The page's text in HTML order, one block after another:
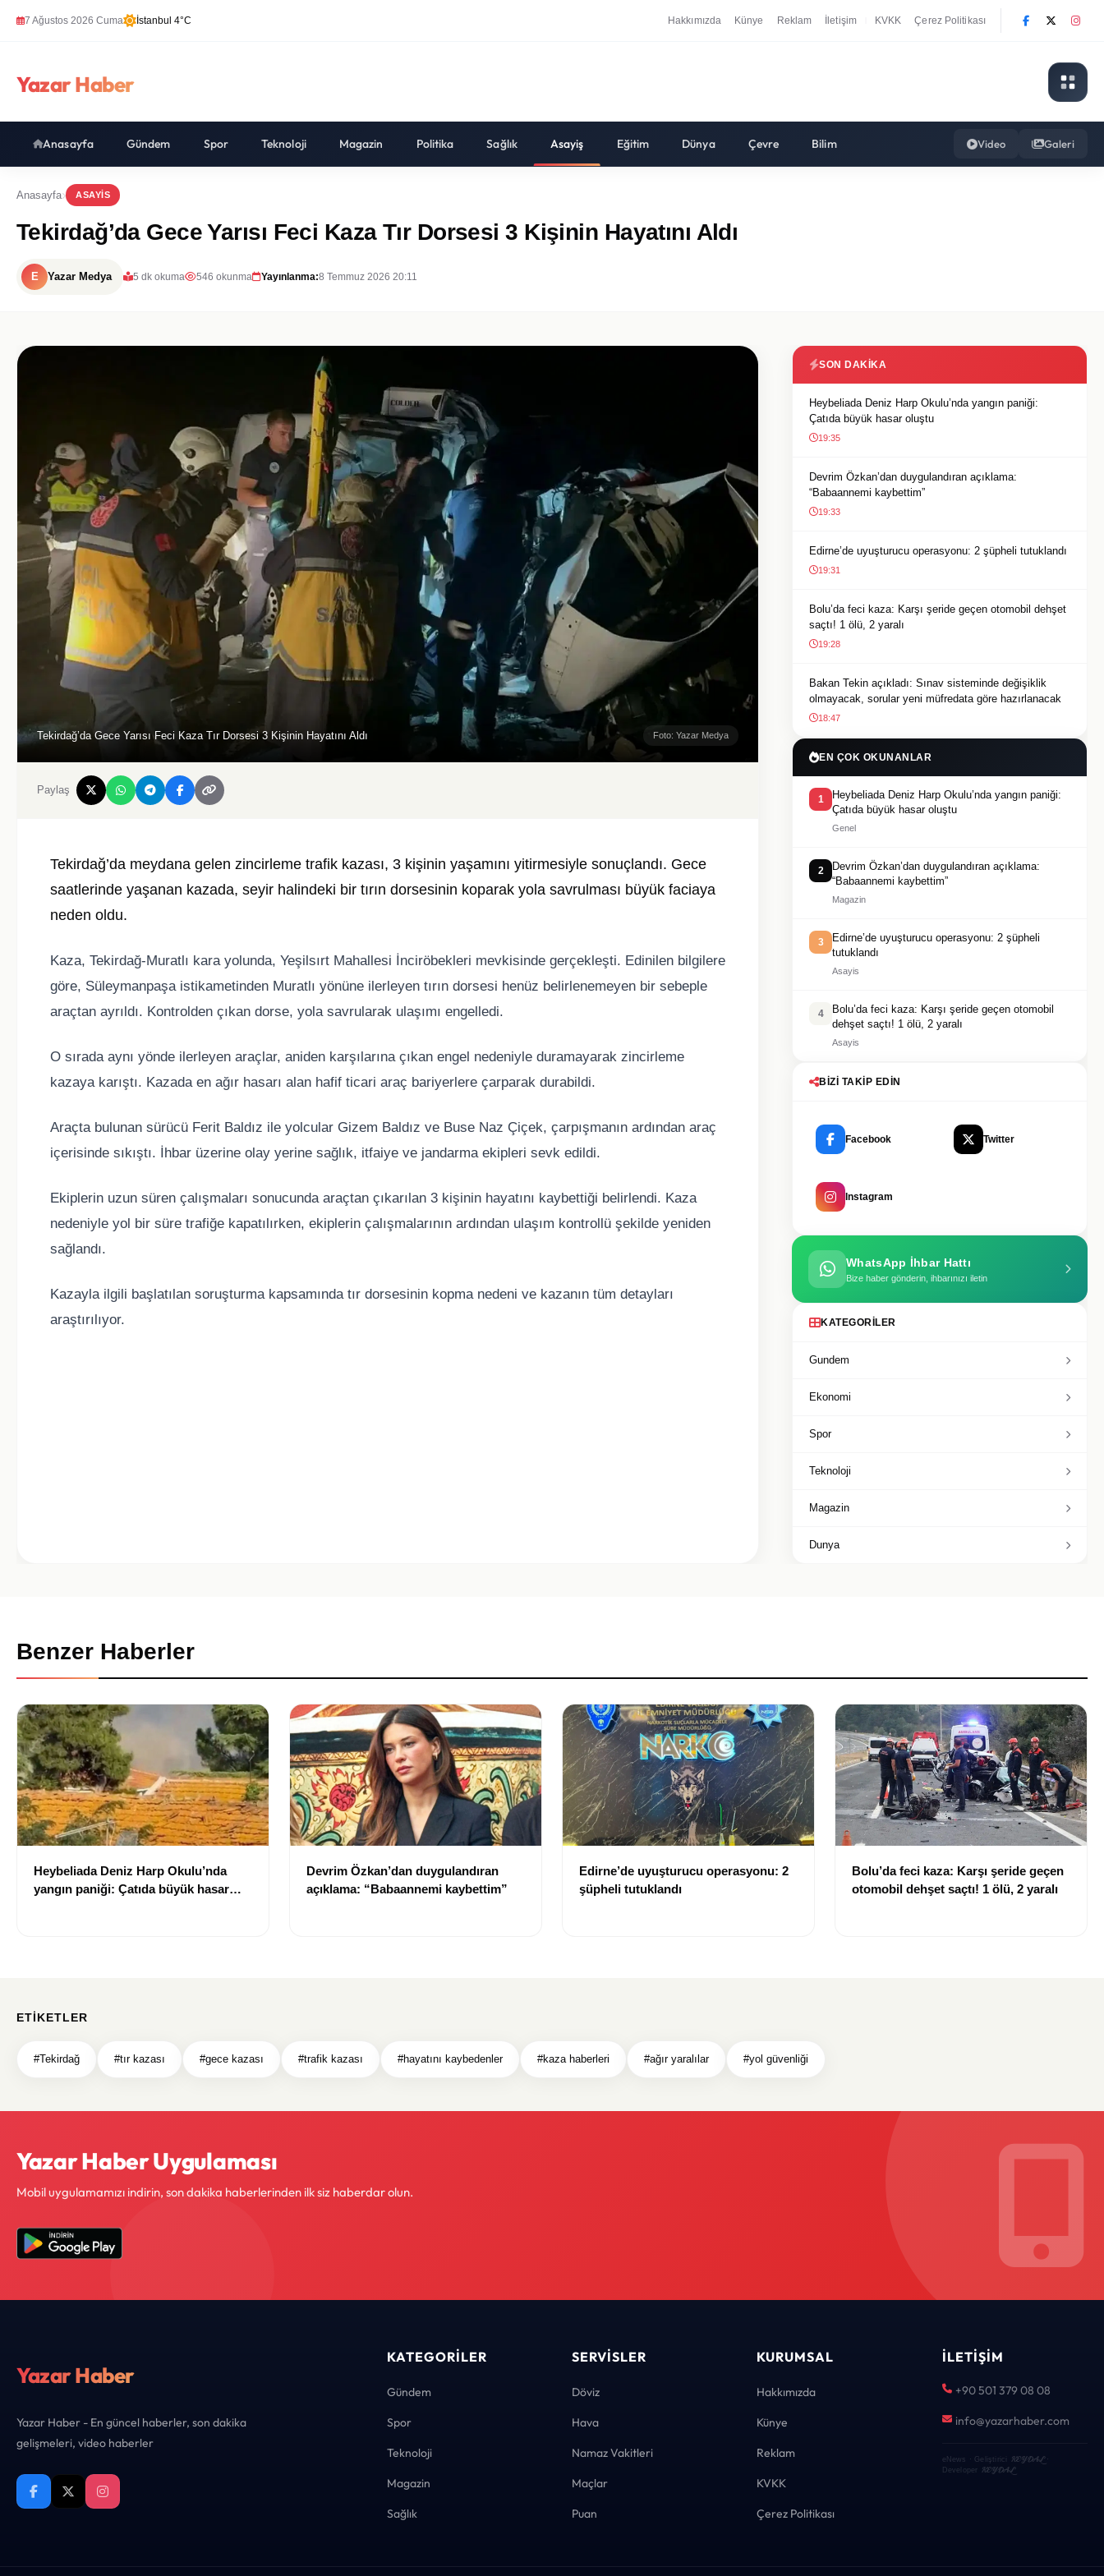
7 Ağustos 2026 Cuma İstanbul 4°C Hakkımızda Künye Reklam İletişim KVKK Çerez Politikası
Yazar Haber
Anasayfa Gündem Spor Teknoloji Magazin Politika Sağlık Asayiş Eğitim Dünya Çevre Bilim Video Galeri
Anasayfa ASAYIS
Tekirdağ’da Gece Yarısı Feci Kaza Tır Dorsesi 3 Kişinin Hayatını Aldı
E Yazar Medya 5 dk okuma 546 okunma Yayınlanma:8 Temmuz 2026 20:11
Tekirdağ’da Gece Yarısı Feci Kaza Tır Dorsesi 3 Kişinin Hayatını Aldı Foto: Yazar Medya
Paylaş
Tekirdağ’da meydana gelen zincirleme trafik kazası, 3 kişinin yaşamını yitirmesiyle sonuçlandı. Gece
saatlerinde yaşanan kazada, seyir halindeki bir tırın dorsesinin koparak yola savrulması büyük faciaya
neden oldu.
Kaza, Tekirdağ-Muratlı kara yolunda, Yeşilsırt Mahallesi İnciröbekleri mevkisinde gerçekleşti. Edinilen bilgilere
göre, Süleymanpaşa istikametinden Muratlı yönüne ilerleyen tırın dorsesi henüz belirlenemeyen bir sebeple
araçtan ayrıldı. Kontrolden çıkan dorse, yola savrularak ulaşımı engelledi.
O sırada aynı yönde ilerleyen araçlar, aniden karşılarına çıkan engel nedeniyle duramayarak zincirleme
kazaya karıştı. Kazada en ağır hasarı alan hafif ticari araç bariyerlere çarparak durabildi.
Araçta bulunan sürücü Ferit Baldız ile yolcular Gizem Baldız ve Buse Naz Çiçek, çarpışmanın ardından araç
içerisinde sıkıştı. İhbar üzerine olay yerine sağlık, itfaiye ve jandarma ekipleri sevk edildi.
Ekiplerin uzun süren çalışmaları sonucunda araçtan çıkarılan 3 kişinin hayatını kaybettiği belirlendi. Kaza
nedeniyle yol bir süre trafiğe kapatılırken, ekiplerin çalışmalarının ardından ulaşım kontrollü şekilde yeniden
sağlandı.
Kazayla ilgili başlatılan soruşturma kapsamında tır dorsesinin kopma nedeni ve kazanın tüm detayları
araştırılıyor.
SON DAKIKA
Heybeliada Deniz Harp Okulu’nda yangın paniği:
Çatıda büyük hasar oluştu
19:35
Devrim Özkan’dan duygulandıran açıklama:
“Babaannemi kaybettim”
19:33
Edirne’de uyuşturucu operasyonu: 2 şüpheli tutuklandı
19:31
Bolu’da feci kaza: Karşı şeride geçen otomobil dehşet
saçtı! 1 ölü, 2 yaralı
19:28
Bakan Tekin açıkladı: Sınav sisteminde değişiklik
olmayacak, sorular yeni müfredata göre hazırlanacak
18:47
EN ÇOK OKUNANLAR
1
Heybeliada Deniz Harp Okulu’nda yangın paniği:
Çatıda büyük hasar oluştu
Genel
2
Devrim Özkan’dan duygulandıran açıklama:
“Babaannemi kaybettim”
Magazin
3
Edirne’de uyuşturucu operasyonu: 2 şüpheli
tutuklandı
Asayis
4
Bolu’da feci kaza: Karşı şeride geçen otomobil
dehşet saçtı! 1 ölü, 2 yaralı
Asayis
BIZI TAKIP EDIN
Facebook Twitter
Instagram
WhatsApp İhbar Hattı
Bize haber gönderin, ihbarınızı iletin
KATEGORILER
Gundem
Ekonomi
Spor
Teknoloji
Magazin
Dunya
Benzer Haberler
Heybeliada Deniz Harp Okulu’nda
yangın paniği: Çatıda büyük hasar
Devrim Özkan’dan duygulandıran
açıklama: “Babaannemi kaybettim”
Edirne’de uyuşturucu operasyonu: 2
şüpheli tutuklandı
Bolu’da feci kaza: Karşı şeride geçen
otomobil dehşet saçtı! 1 ölü, 2 yaralı
ETIKETLER
#Tekirdağ #tır kazası #gece kazası #trafik kazası #hayatını kaybedenler #kaza haberleri #ağır yaralılar #yol güvenliği
Yazar Haber Uygulaması
Mobil uygulamamızı indirin, son dakika haberlerinden ilk siz haberdar olun.
Yazar Haber
Yazar Haber - En güncel haberler, son dakika
gelişmeleri, video haberler
KATEGORILER
Gündem
Spor
Teknoloji
Magazin
Sağlık
SERVISLER
Döviz
Hava
Namaz Vakitleri
Maçlar
Puan
KURUMSAL
Hakkımızda
Künye
Reklam
KVKK
Çerez Politikası
İLETIŞIM
+90 501 379 08 08
info@yazarhaber.com
eNews · Geliştirici KEYDAL·
Developer KEYDAL